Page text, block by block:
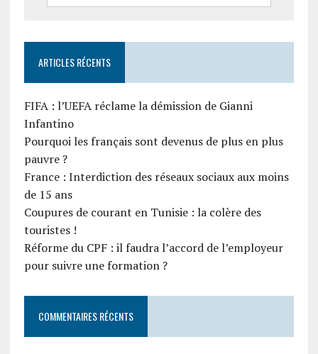
ARTICLES RÉCENTS
FIFA : l’UEFA réclame la démission de Gianni
Infantino
Pourquoi les français sont devenus de plus en plus
pauvre ?
France : Interdiction des réseaux sociaux aux moins
de 15 ans
Coupures de courant en Tunisie : la colère des
touristes !
Réforme du CPF : il faudra l’accord de l’employeur
pour suivre une formation ?
COMMENTAIRES RÉCENTS